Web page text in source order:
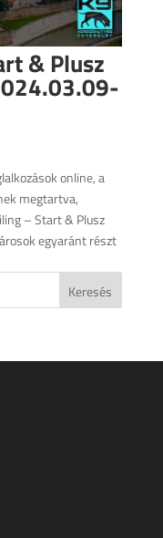
& Plusz
online, a
megtartva,
– Start & Plusz
egyaránt részt